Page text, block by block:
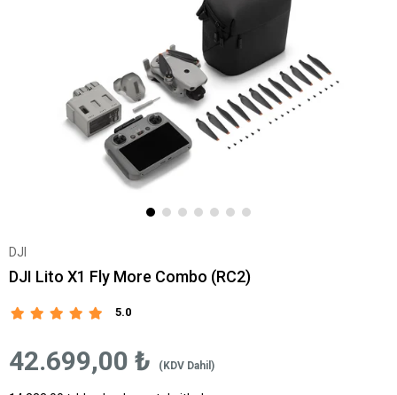
DJI
DJI Lito X1 Fly More Combo (RC2)
5.0
42.699,00 ₺ (KDV Dahil)